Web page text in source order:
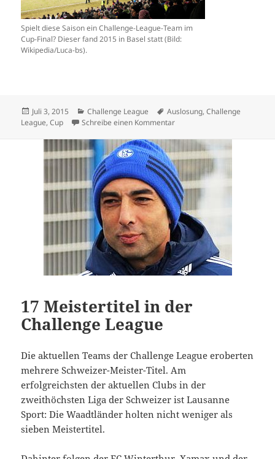
Spielt diese Saison ein Challenge-League-Team im
Cup-Final? Dieser fand 2015 in Basel statt (Bild:
Wikipedia/Luca-bs).
Veröffentlicht
am
Juli 3, 2015 Kategorien
Challenge League Schlagwörter
Auslosung,Challenge
League,Cup Schreibe einen Kommentarzu Schweizer Cup: Aarau
17 Meistertitel in der
Challenge League
Die aktuellen Teams der Challenge League eroberten
mehrere Schweizer-Meister-Titel. Am
erfolgreichsten der aktuellen Clubs in der
zweithöchsten Liga der Schweizer ist Lausanne
Sport: Die Waadtländer holten nicht weniger als
sieben Meistertitel.